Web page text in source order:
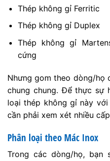
Thép không gỉ Ferritic
Thép không gỉ Duplex
Thép không gỉ
cứng
Nhưng gom theo dòng/họ
chung chung. Để thực sự
loại thép không gỉ này
cần phải xem xét nhiều
Phân loại theo Mác Inox
Trong các dòng/họ,